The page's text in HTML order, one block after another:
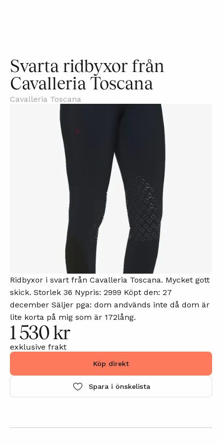
Svarta ridbyxor från
Cavalleria Toscana
Cavalleria Toscana
Ridbyxor i svart från Cavalleria Toscana. Mycket gott
skick. Storlek 36 Nypris: 2999 Köpt den: 27
december Säljer pga: dom andvänds inte då dom är
lite korta på mig som är 172lång.
1 530 kr
exklusive frakt
Köp direkt
Spara i önskelista